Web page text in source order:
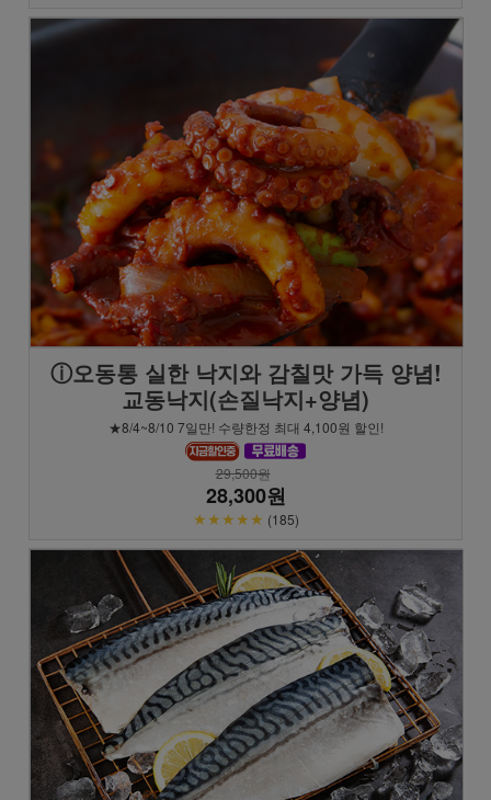
ⓘ오동통 실한 낙지와 감칠맛 가득 양념!
교동낙지(손질낙지+양념)
★8/4~8/10 7일만! 수량한정 최대 4,100원 할인!
29,500원
28,300원
★★★★★ (185)